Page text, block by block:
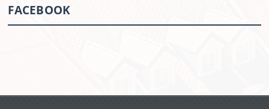
FACEBOOK